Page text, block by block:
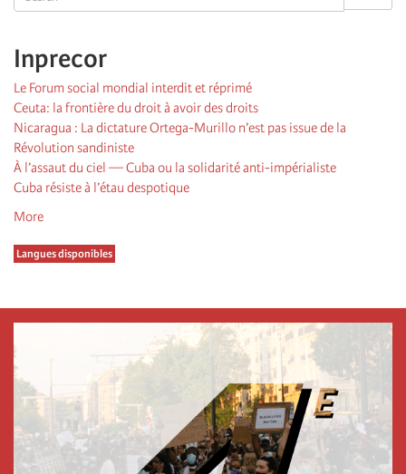
Inprecor
Le Forum social mondial interdit et réprimé
Ceuta: la frontière du droit à avoir des droits
Nicaragua : La dictature Ortega-Murillo n’est pas issue de la
Révolution sandiniste
À l’assaut du ciel — Cuba ou la solidarité anti-impérialiste
Cuba résiste à l’étau despotique
More
Langues disponibles